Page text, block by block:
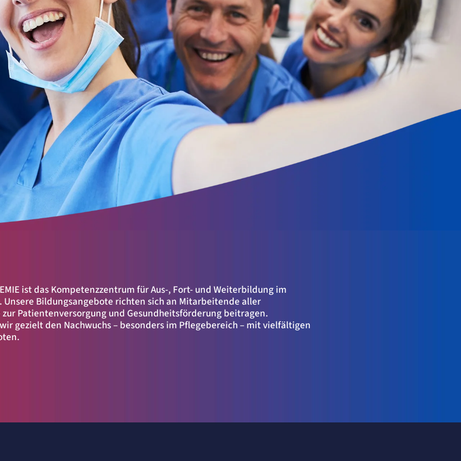
ist das Kompetenzzentrum für Aus-, Fort- und Weiterbildung im
Unsere Bildungsangebote richten sich an Mitarbeitende aller
Patientenversorgung und Gesundheitsförderung beitragen.
gezielt den Nachwuchs – besonders im Pflegebereich – mit vielfältigen